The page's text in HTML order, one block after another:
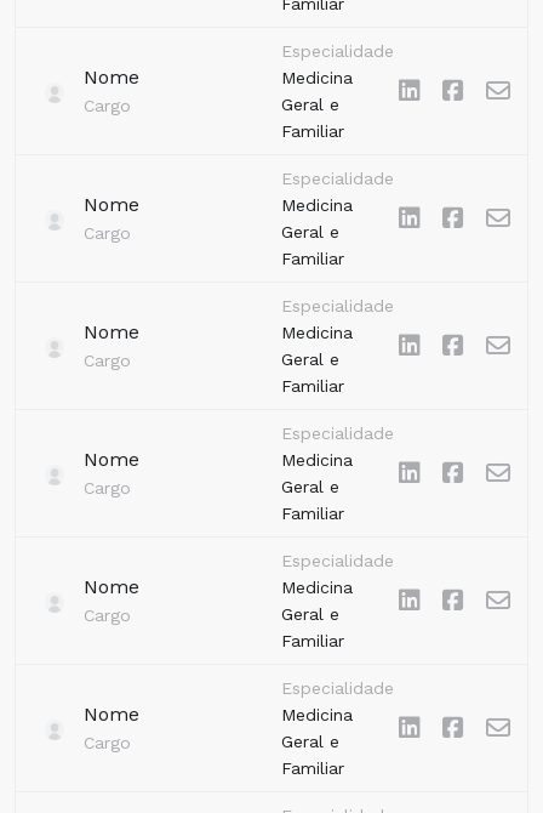
Nome
Cargo
Especialidade
Medicina
Geral e
Familiar
Nome
Cargo
Especialidade
Medicina
Geral e
Familiar
Nome
Cargo
Especialidade
Medicina
Geral e
Familiar
Nome
Cargo
Especialidade
Medicina
Geral e
Familiar
Nome
Cargo
Especialidade
Medicina
Geral e
Familiar
Nome
Cargo
Especialidade
Medicina
Geral e
Familiar